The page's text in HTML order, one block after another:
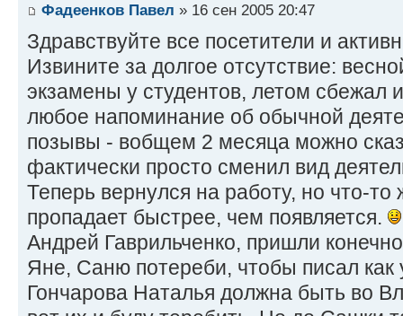
Фадеенков Павел » 16 сен 2005 20:47
Здравствуйте все посетители и
Извините за долгое отсутствие:
экзамены у студентов, летом сбежал
любое напоминание об обычной
позывы - вобщем 2 месяца можно
фактически просто сменил вид
Теперь вернулся на работу, но что-то
пропадает быстрее, чем появляется.
Андрей Гаврильченко, пришли
Яне, Саню потереби, чтобы писал как
Гончарова Наталья должна быть во